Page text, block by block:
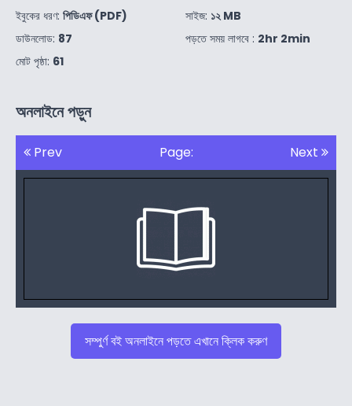
ইবুকের ধরণ: পিডিএফ (PDF)
ডাউনলোড: 87
মোট পৃষ্ঠা: 61
সাইজ: ১২ MB
পড়তে সময় লাগবে : 2hr 2min
অনলাইনে পড়ুন
Prev Page: Next
সম্পুর্ণ বই অনলাইনে পড়তে এখানে ক্লিক করুণ